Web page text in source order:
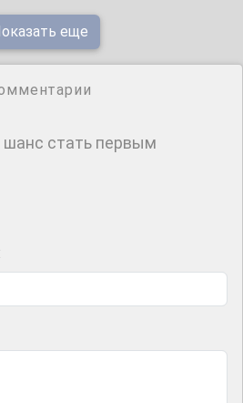
еще
стать первым